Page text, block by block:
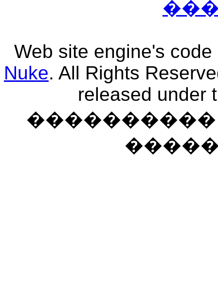
Web site engine's
Nuke. All Rights
released under
����������